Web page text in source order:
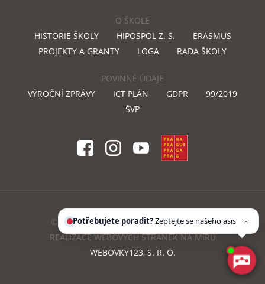
O ŠKOLE
HISTORIE ŠKOLY
HIPOSPOL Z. S.
ERASMUS
PROJEKTY A GRANTY
LOGA RADA ŠKOLY
POVINNÉ ÚDAJE
VÝROČNÍ ZPRÁVY
ICT PLÁN GDPR
99/2019
ŠVP
© COPYRIGHT 2018 DOSTIHOVASKOLA.CZ
REALIZACE WEBOVÝCH STRÁNEK NA MÍRU
WEBOVKY123, S. R. O.
Potřebujete poradit?Zeptejte se našeho
asistentaChettyho.